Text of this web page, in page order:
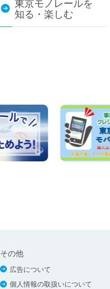
東京モノレールを
知る・楽しむ
その他
広告について
個人情報の取扱いについて